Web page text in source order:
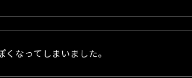
くなってしまいました。